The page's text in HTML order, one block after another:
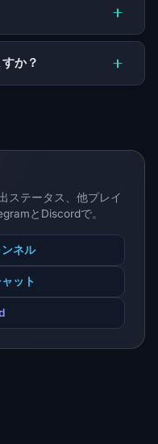
か？
ステータス、他プレイ
とDiscordで。
ネル
ット